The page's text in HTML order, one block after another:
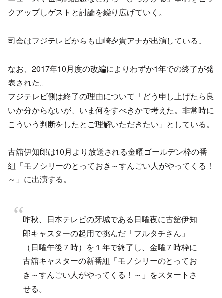
クアップしゲストと討論を繰り広げていく。
司会はフジテレビからも山崎夕貴アナが出演している。
なお、2017年10月度の改編によりわずか1年での終了が発
表された。
フジテレビ側は終了の理由について「どう申し上げたら良
いか分からないが、いま何をすべきかで考えた。非常時に
こういう判断をしたとご理解いただきたい」としている。
古舘伊知郎は10月より放送される金曜ゴールデン枠の番
組「モノシリーのとっておき～すんごい人がやってくる！
～」に出演する。
昨秋、日本テレビの牙城である日曜夜に古舘伊知
郎キャスターの起用で挑んだ「フルタチさん」
（日曜午後７時）を１年で終了し、金曜７時枠に
古舘キャスターの新番組「モノシリーのとってお
き～すんごい人がやってくる！～」をスタートさ
せる。